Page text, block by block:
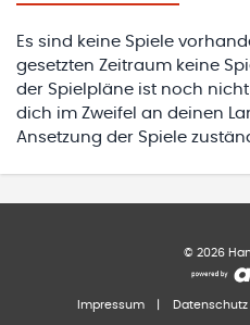
Es sind keine Spiele
gesetzten Zeitraum keine
der Spielpläne ist noch
dich im Zweifel an deinen
Ansetzung der Spiele
© 2026
Impressum Datenschutz